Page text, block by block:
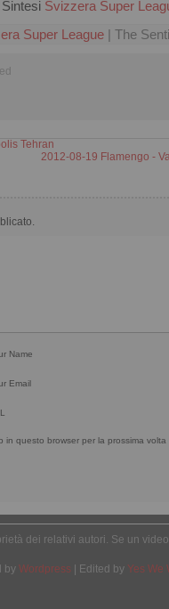
Svizzera Super
Super League | The
Tehran
2012-08-19 Flamengo -
Name
Email
in questo browser per la prossima
dei relativi autori. Se un
by Wordpress | Edited by Yes We